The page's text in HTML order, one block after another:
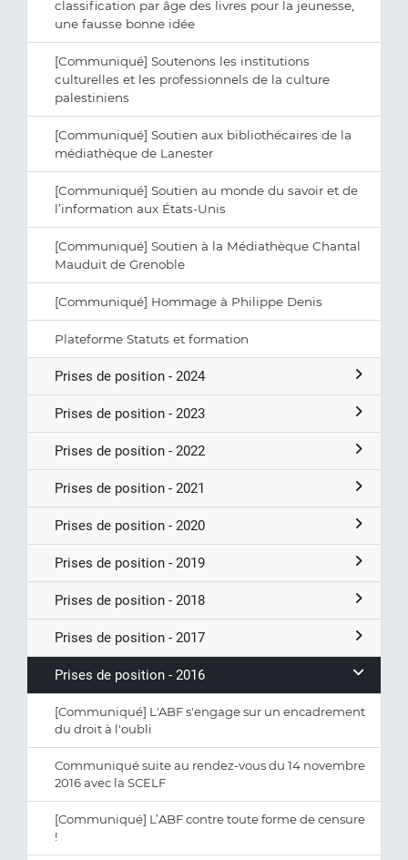
classification par âge des livres pour la jeunesse,
une fausse bonne idée
[Communiqué] Soutenons les institutions
culturelles et les professionnels de la culture
palestiniens
[Communiqué] Soutien aux bibliothécaires de la
médiathèque de Lanester
[Communiqué] Soutien au monde du savoir et de
l’information aux États-Unis
[Communiqué] Soutien à la Médiathèque Chantal
Mauduit de Grenoble
[Communiqué] Hommage à Philippe Denis
Plateforme Statuts et formation
Prises de position - 2024
Prises de position - 2023
Prises de position - 2022
Prises de position - 2021
Prises de position - 2020
Prises de position - 2019
Prises de position - 2018
Prises de position - 2017
Prises de position - 2016
[Communiqué] L'ABF s'engage sur un encadrement
du droit à l'oubli
Communiqué suite au rendez-vous du 14 novembre
2016 avec la SCELF
[Communiqué] L’ABF contre toute forme de censure
!